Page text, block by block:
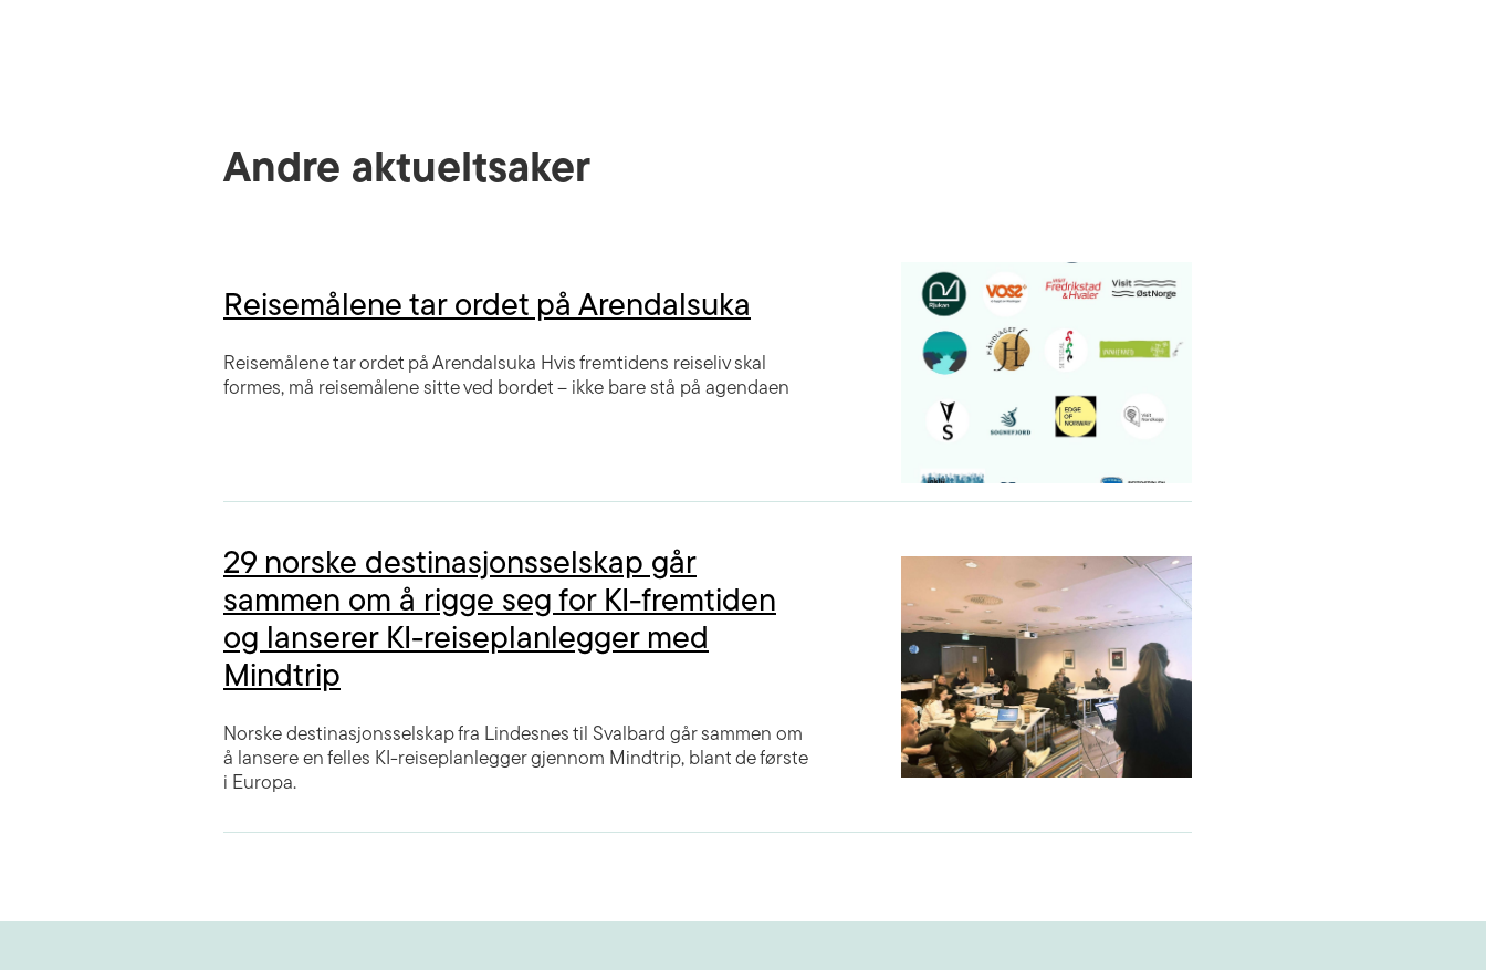
Andre aktueltsaker
Reisemålene tar ordet på Arendalsuka
Reisemålene tar ordet på Arendalsuka Hvis fremtidens reiseliv skal
formes, må reisemålene sitte ved bordet – ikke bare stå på agendaen
29 norske destinasjonsselskap går
sammen om å rigge seg for KI-fremtiden
og lanserer KI-reiseplanlegger med
Mindtrip
Norske destinasjonsselskap fra Lindesnes til Svalbard går sammen om
å lansere en felles KI-reiseplanlegger gjennom Mindtrip, blant de første
i Europa.